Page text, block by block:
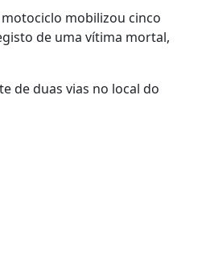
mobilizou cinco
de uma vítima mortal,
de duas vias no local do